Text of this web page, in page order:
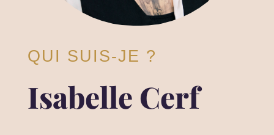
QUI SUIS-JE ?
Isabelle Cerf